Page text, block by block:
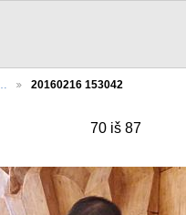
20160216 153042
70 iš 87